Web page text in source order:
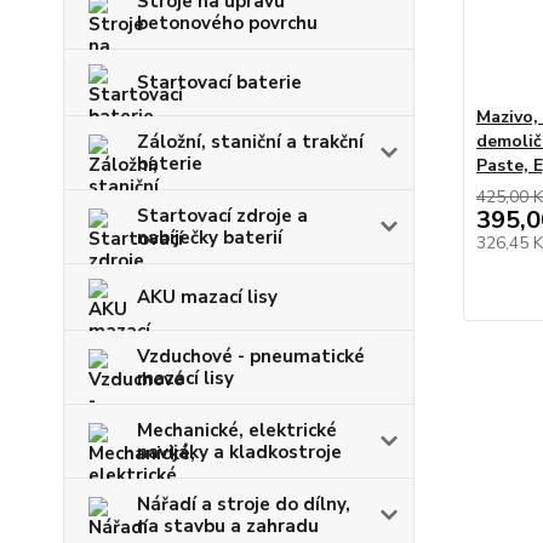
betonového povrchu
Startovací baterie
Záložní, staniční a trakční
baterie
Startovací zdroje a
nabíječky baterií
AKU mazací lisy
Vzduchové - pneumatické
mazací lisy
Mechanické, elektrické
navijáky a kladkostroje
Nářadí a stroje do dílny,
na stavbu a zahradu
Paste,
425,00
326,45